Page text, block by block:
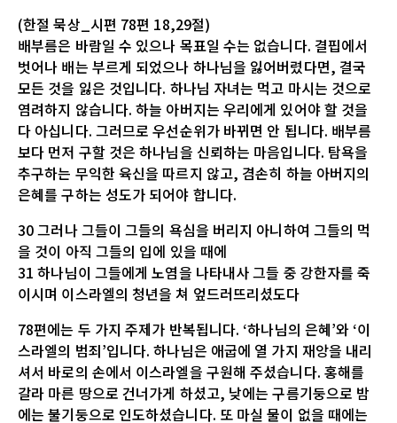
(한절 묵상_시편 78편 18,29절)
배부름은 바람일 수 있으나 목표일 수는 없습니다. 결핍에서
벗어나 배는 부르게 되었으나 하나님을 잃어버렸다면, 결국
모든 것을 잃은 것입니다. 하나님 자녀는 먹고 마시는 것으로
염려하지 않습니다. 하늘 아버지는 우리에게 있어야 할 것을
다 아십니다. 그러므로 우선순위가 바뀌면 안 됩니다. 배부름
보다 먼저 구할 것은 하나님을 신뢰하는 마음입니다. 탐욕을
추구하는 무익한 육신을 따르지 않고, 겸손히 하늘 아버지의
은혜를 구하는 성도가 되어야 합니다.
30 그러나 그들이 그들의 욕심을 버리지 아니하여 그들의 먹
을 것이 아직 그들의 입에 있을 때에
31 하나님이 그들에게 노염을 나타내사 그들 중 강한자를 죽
이시며 이스라엘의 청년을 쳐 엎드러뜨리셨도다
78편에는 두 가지 주제가 반복됩니다. ‘하나님의 은혜’와 ‘이
스라엘의 범죄’입니다. 하나님은 애굽에 열 가지 재앙을 내리
셔서 바로의 손에서 이스라엘을 구원해 주셨습니다. 홍해를
갈라 마른 땅으로 건너가게 하셨고, 낮에는 구름기둥으로 밤
에는 불기둥으로 인도하셨습니다. 또 마실 물이 없을 때에는